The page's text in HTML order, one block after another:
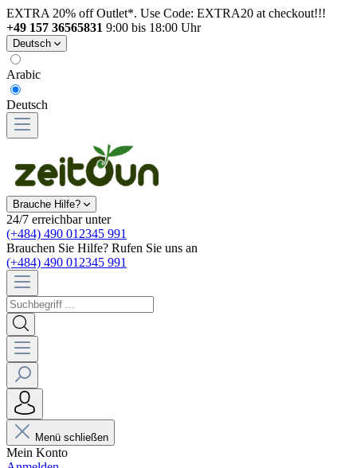
EXTRA 20% off Outlet*. Use Code: EXTRA20 at checkout!!!
+49 157 36565831 9:00 bis 18:00 Uhr
Deutsch
Arabic
Deutsch
Brauche Hilfe?
24/7 erreichbar unter
(+484) 490 012345 991
Brauchen Sie Hilfe? Rufen Sie uns an
(+484) 490 012345 991
Menü schließen
Mein Konto